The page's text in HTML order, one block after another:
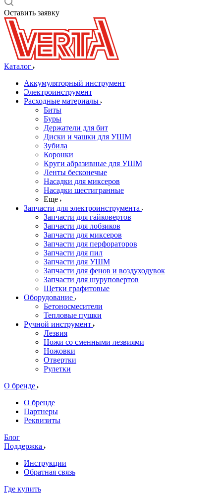
Оставить заявку
Каталог
Аккумуляторный инструмент
Электроинструмент
Расходные материалы
Биты
Буры
Держатели для бит
Диски и чашки для УШМ
Зубила
Коронки
Круги абразивные для УШМ
Ленты бесконечые
Насадки для миксеров
Насадки шестигранные
Еще
Запчасти для электроинструмента
Запчасти для гайковертов
Запчасти для лобзиков
Запчасти для миксеров
Запчасти для перфораторов
Запчасти для пил
Запчасти для УШМ
Запчасти для фенов и воздуходувок
Запчасти для шуруповертов
Щетки графитовые
Оборудование
Бетоносмесители
Тепловые пушки
Ручной инструмент
Лезвия
Ножи со сменными лезвиями
Ножовки
Отвертки
Рулетки
О бренде
О бренде
Партнеры
Реквизиты
Блог
Поддержка
Инструкции
Обратная связь
Где купить